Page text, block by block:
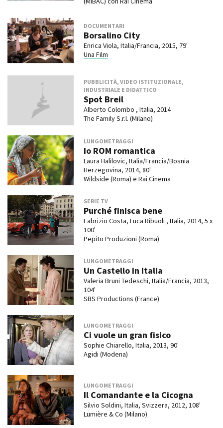
DOCUMENTARI
Borsalino City
Enrica Viola, Italia/Francia, 2015, 79'
Una Film
PUBBLICITÀ, VIDEO ISTITUZIONALE,
INDUSTRIALE E DIDATTICO
Spot Breil
Alberto Colombo , Italia, 2014
The Family S.r.l. (Milano)
LUNGOMETRAGGI
Io ROM romantica
Laura Halilovic, Italia/Francia/Bosnia
Herzegovina, 2014, 80'
Wildside (Roma) e Rai Cinema
SERIE TV
Purché finisca bene
Fabrizio Costa, Luca Ribuoli , Italia, 2014, 5 x
100'
Pepito Produzioni (Roma)
LUNGOMETRAGGI
Un Castello in Italia
Valeria Bruni Tedeschi, Italia/Francia, 2013,
104'
SBS Productions (France)
LUNGOMETRAGGI
Ci vuole un gran fisico
Sophie Chiarello, Italia, 2013, 90'
Agidi (Modena)
LUNGOMETRAGGI
Il Comandante e la Cicogna
Silvio Soldini, Italia, Svizzera, 2012, 108'
Lumière & Co (Milano)